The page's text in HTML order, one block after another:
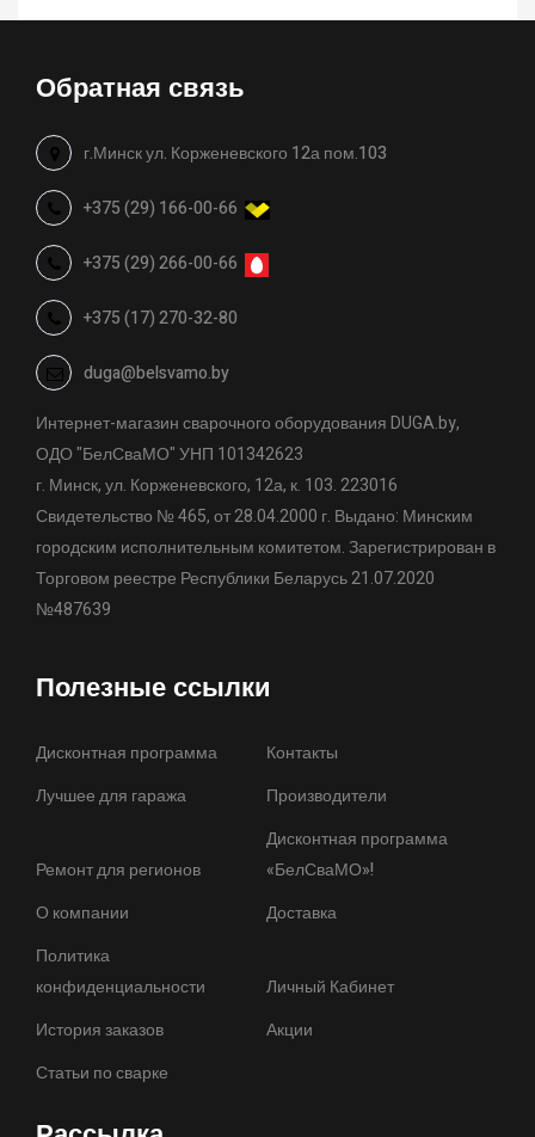
Обратная связь
г.Минск ул. Корженевского 12а пом.103
+375 (29) 166-00-66
+375 (29) 266-00-66
+375 (17) 270-32-80
duga@belsvamo.by
Интернет-магазин сварочного оборудования DUGA.by,
ОДО "БелСваМО" УНП 101342623
г. Минск, ул. Корженевского, 12а, к. 103. 223016
Свидетельство № 465, от 28.04.2000 г. Выдано: Минским
городским исполнительным комитетом. Зарегистрирован в
Торговом реестре Республики Беларусь 21.07.2020
№487639
Полезные ссылки
Дисконтная программа
Контакты
Лучшее для гаража
Производители
Ремонт для регионов
Дисконтная программа
«БелСваМО»!
О компании
Доставка
Политика
конфиденциальности
Личный Кабинет
История заказов
Акции
Статьи по сварке